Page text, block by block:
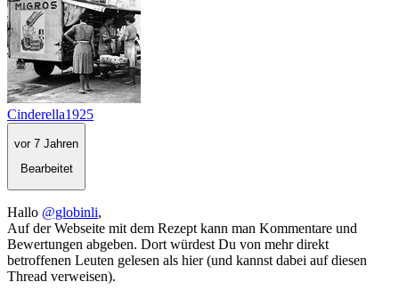
Cinderella1925
vor 7 Jahren
Bearbeitet
Hallo @globinli,
Auf der Webseite mit dem Rezept kann man Kommentare und
Bewertungen abgeben. Dort würdest Du von mehr direkt
betroffenen Leuten gelesen als hier (und kannst dabei auf diesen
Thread verweisen).